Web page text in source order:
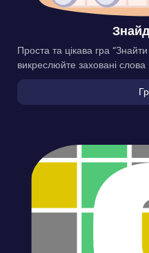
Проста та цікава гра
викреслюйте заховані слова